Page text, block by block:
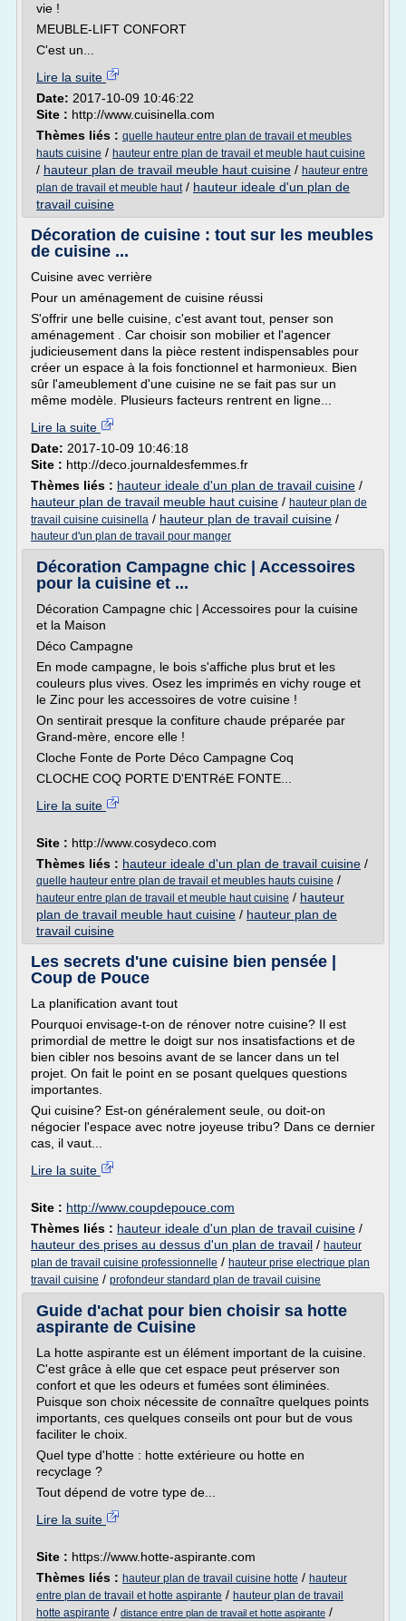
vie !
MEUBLE-LIFT CONFORT
C'est un...
Lire la suite
Date: 2017-10-09 10:46:22
Site : http://www.cuisinella.com
Thèmes liés : quelle hauteur entre plan de travail et meubles
hauts cuisine / hauteur entre plan de travail et meuble haut cuisine
/ hauteur plan de travail meuble haut cuisine / hauteur entre
plan de travail et meuble haut/ hauteur ideale d'un plan de
travail cuisine
Décoration de cuisine : tout sur les meubles
de cuisine ...
Cuisine avec verrière
Pour un aménagement de cuisine réussi
S'offrir une belle cuisine, c'est avant tout, penser son
aménagement . Car choisir son mobilier et l'agencer
judicieusement dans la pièce restent indispensables pour
créer un espace à la fois fonctionnel et harmonieux. Bien
sûr l'ameublement d'une cuisine ne se fait pas sur un
même modèle. Plusieurs facteurs rentrent en ligne...
Lire la suite
Date: 2017-10-09 10:46:18
Site : http://deco.journaldesfemmes.fr
Thèmes liés : hauteur ideale d'un plan de travail cuisine /
hauteur plan de travail meuble haut cuisine / hauteur plan de
travail cuisine cuisinella / hauteur plan de travail cuisine /
hauteur d'un plan de travail pour manger
Décoration Campagne chic | Accessoires
pour la cuisine et ...
Décoration Campagne chic | Accessoires pour la cuisine
et la Maison
Déco Campagne
En mode campagne, le bois s'affiche plus brut et les
couleurs plus vives. Osez les imprimés en vichy rouge et
le Zinc pour les accessoires de votre cuisine !
On sentirait presque la confiture chaude préparée par
Grand-mère, encore elle !
Cloche Fonte de Porte Déco Campagne Coq
CLOCHE COQ PORTE D'ENTRéE FONTE...
Lire la suite
Site : http://www.cosydeco.com
Thèmes liés : hauteur ideale d'un plan de travail cuisine /
quelle hauteur entre plan de travail et meubles hauts cuisine /
hauteur entre plan de travail et meuble haut cuisine / hauteur
plan de travail meuble haut cuisine / hauteur plan de
travail cuisine
Les secrets d'une cuisine bien pensée |
Coup de Pouce
La planification avant tout
Pourquoi envisage-t-on de rénover notre cuisine? Il est
primordial de mettre le doigt sur nos insatisfactions et de
bien cibler nos besoins avant de se lancer dans un tel
projet. On fait le point en se posant quelques questions
importantes.
Qui cuisine? Est-on généralement seule, ou doit-on
négocier l'espace avec notre joyeuse tribu? Dans ce dernier
cas, il vaut...
Lire la suite
Site : http://www.coupdepouce.com
Thèmes liés : hauteur ideale d'un plan de travail cuisine /
hauteur des prises au dessus d'un plan de travail / hauteur
plan de travail cuisine professionnelle / hauteur prise electrique plan
travail cuisine / profondeur standard plan de travail cuisine
Guide d'achat pour bien choisir sa hotte
aspirante de Cuisine
La hotte aspirante est un élément important de la cuisine.
C'est grâce à elle que cet espace peut préserver son
confort et que les odeurs et fumées sont éliminées.
Puisque son choix nécessite de connaître quelques points
importants, ces quelques conseils ont pour but de vous
faciliter le choix.
Quel type d'hotte : hotte extérieure ou hotte en
recyclage ?
Tout dépend de votre type de...
Lire la suite
Site : https://www.hotte-aspirante.com
Thèmes liés : hauteur plan de travail cuisine hotte / hauteur
entre plan de travail et hotte aspirante / hauteur plan de travail
hotte aspirante / distance entre plan de travail et hotte aspirante /